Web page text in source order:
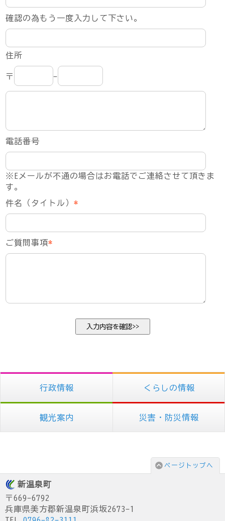
確認の為もう一度入力して下さい。
住所
〒 -
電話番号
※Eメールが不通の場合はお電話でご連絡させて頂きま
す。
件名（タイトル）*
ご質問事項*
行政情報 くらしの情報
観光案内 災害・防災情報
ページトップへ
新温泉町
〒669-6792
兵庫県美方郡新温泉町浜坂2673-1